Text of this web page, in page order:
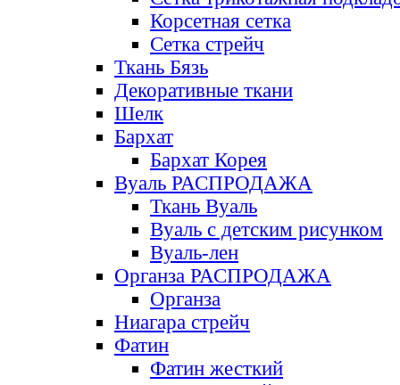
Корсетная сетка
Сетка стрейч
Ткань Бязь
Декоративные ткани
Шелк
Бархат
Бархат Корея
Вуаль РАСПРОДАЖА
Ткань Вуаль
Вуаль с детским рисунком
Вуаль-лен
Органза РАСПРОДАЖА
Органза
Ниагара стрейч
Фатин
Фатин жесткий